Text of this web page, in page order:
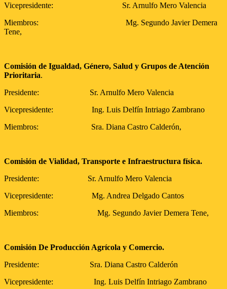
Vicepresidente: Sr. Arnulfo Mero Valencia
Miembros: Mg. Segundo Javier Demera
Tene,
Comisión de Igualdad, Género, Salud y Grupos de Atención
Prioritaria.
Presidente: Sr. Arnulfo Mero Valencia
Vicepresidente: Ing. Luis Delfín Intriago Zambrano
Miembros: Sra. Diana Castro Calderón,
Comisión de Vialidad, Transporte e Infraestructura física.
Presidente: Sr. Arnulfo Mero Valencia
Vicepresidente: Mg. Andrea Delgado Cantos
Miembros: Mg. Segundo Javier Demera Tene,
Comisión De Producción Agrícola y Comercio.
Presidente: Sra. Diana Castro Calderón
Vicepresidente: Ing. Luis Delfín Intriago Zambrano